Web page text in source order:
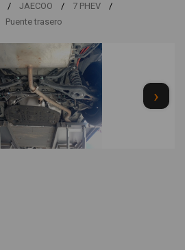
/ JAECOO / 7 PHEV
/
Puente trasero
›